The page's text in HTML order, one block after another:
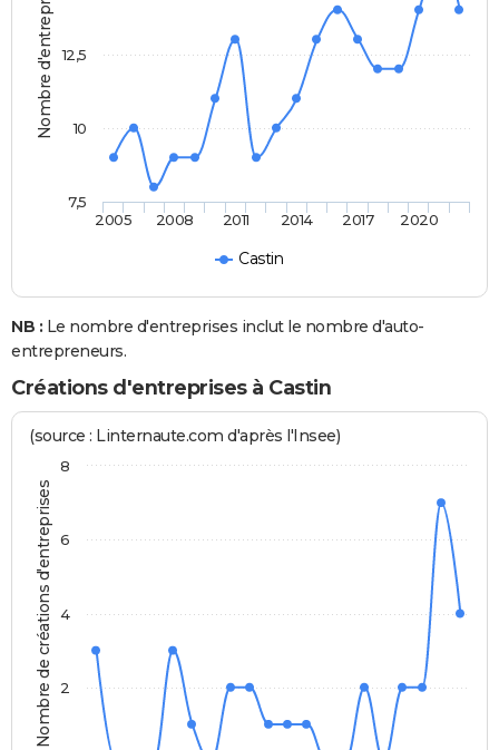
Nombre d'entreprises
Castin
2005 2008 2011 2014 2017 2020
7,5
10
12,5
NB : Le nombre d'entreprises inclut le nombre d'auto-
entrepreneurs.
Créations d'entreprises à Castin
Nombre de créations d'entreprises
(source : Linternaute.com d'après l'Insee)
2
4
6
8